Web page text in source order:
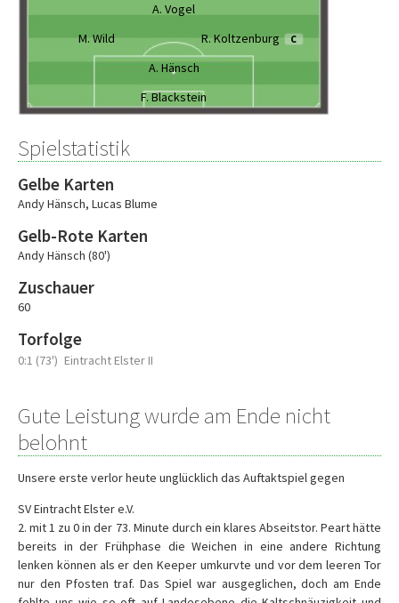
A. Vogel
M. Wild
R. Koltzenburg C
A. Hänsch
F. Blackstein
Spielstatistik
Gelbe Karten
Andy Hänsch, Lucas Blume
Gelb-Rote Karten
Andy Hänsch (80')
Zuschauer
60
Torfolge
0:1 (73') Eintracht Elster II
Gute Leistung wurde am Ende nicht
belohnt
Unsere erste verlor heute unglücklich das Auftaktspiel gegen
SV Eintracht Elster e.V.
2. mit 1 zu 0 in der 73. Minute durch ein klares Abseitstor. Peart hätte
bereits in der Frühphase die Weichen in eine andere Richtung
lenken können als er den Keeper umkurvte und vor dem leeren Tor
nur den Pfosten traf. Das Spiel war ausgeglichen, doch am Ende